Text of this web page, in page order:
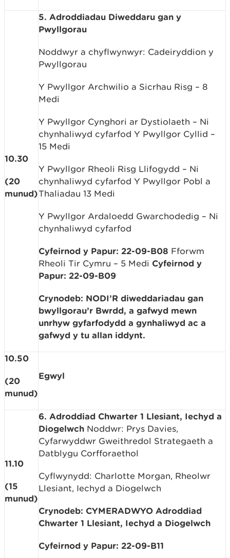
10.30
(20
munud)
5. Adroddiadau Diweddaru gan y
Pwyllgorau
Noddwyr a chyflwynwyr: Cadeiryddion y
Pwyllgorau
Y Pwyllgor Archwilio a Sicrhau Risg – 8
Medi
Y Pwyllgor Cynghori ar Dystiolaeth – Ni
chynhaliwyd cyfarfod Y Pwyllgor Cyllid –
15 Medi
Y Pwyllgor Rheoli Risg Llifogydd – Ni
chynhaliwyd cyfarfod Y Pwyllgor Pobl a
Thaliadau 13 Medi
Y Pwyllgor Ardaloedd Gwarchodedig – Ni
chynhaliwyd cyfarfod
Cyfeirnod y Papur: 22-09-B08 Fforwm
Rheoli Tir Cymru – 5 Medi Cyfeirnod y
Papur: 22-09-B09
Crynodeb: NODI’R diweddariadau gan
bwyllgorau’r Bwrdd, a gafwyd mewn
unrhyw gyfarfodydd a gynhaliwyd ac a
gafwyd y tu allan iddynt.
10.50
(20
munud)
Egwyl
11.10
(15
munud)
6. Adroddiad Chwarter 1 Llesiant, Iechyd a
Diogelwch Noddwr: Prys Davies,
Cyfarwyddwr Gweithredol Strategaeth a
Datblygu Corfforaethol
Cyflwynydd: Charlotte Morgan, Rheolwr
Llesiant, Iechyd a Diogelwch
Crynodeb: CYMERADWYO Adroddiad
Chwarter 1 Llesiant, Iechyd a Diogelwch
Cyfeirnod y Papur: 22-09-B11